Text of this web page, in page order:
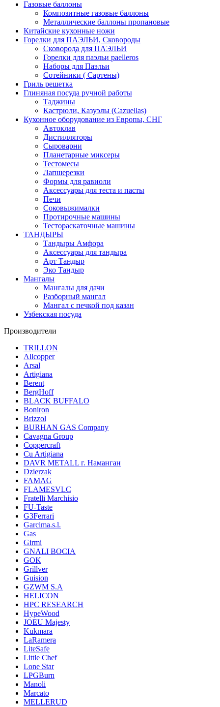
Газовые баллоны
Композитные газовые баллоны
Металлические баллоны пропановые
Китайские кухонные ножи
Горелки для ПАЭЛЬИ, Сковороды
Сковорода для ПАЭЛЬИ
Горелки для паэльи paelleros
Наборы для Паэльи
Сотейники ( Сартены)
Гриль решетка
Глиняная посуда ручной работы
Таджины
Кастрюли, Казуэлы (Cazuellas)
Кухонное оборудование из Европы, СНГ
Автоклав
Дистилляторы
Сыроварни
Планетарные миксеры
Тестомесы
Лапшерезки
Формы для равиоли
Аксессуары для теста и пасты
Печи
Соковыжималки
Протирочные машины
Тестораскаточные машины
ТАНДЫРЫ
Тандыры Амфора
Аксессуары для тандыра
Арт Тандыр
Эко Тандыр
Мангалы
Мангалы для дачи
Разборный мангал
Мангал с печкой под казан
Узбекская посуда
Производители
TRILLON
Allcopper
Arsal
Artigiana
Berent
BergHoff
BLACK BUFFALO
Boniron
Brizzol
BURHAN GAS Company
Cavagna Group
Coppercraft
Cu Artigiana
DAVR METALL г. Наманган
Dzierzak
FAMAG
FLAMESVLC
Fratelli Marchisio
FU-Taste
G3Ferrari
Garcima.s.l.
Gas
Girmi
GNALI BOCIA
GOK
Grillver
Guision
GZWM S.A
HELICON
HPC RESEARCH
HypeWood
JOEU Majesty
Kukmara
LaRamera
LiteSafe
Little Chef
Lone Star
LPGBurn
Manoli
Marcato
MELLERUD